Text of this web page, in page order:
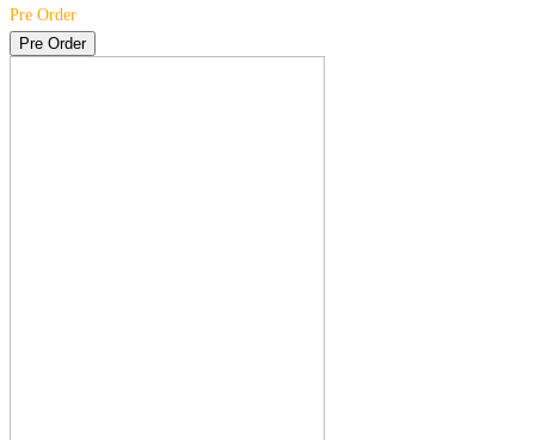
Pre Order
Pre Order